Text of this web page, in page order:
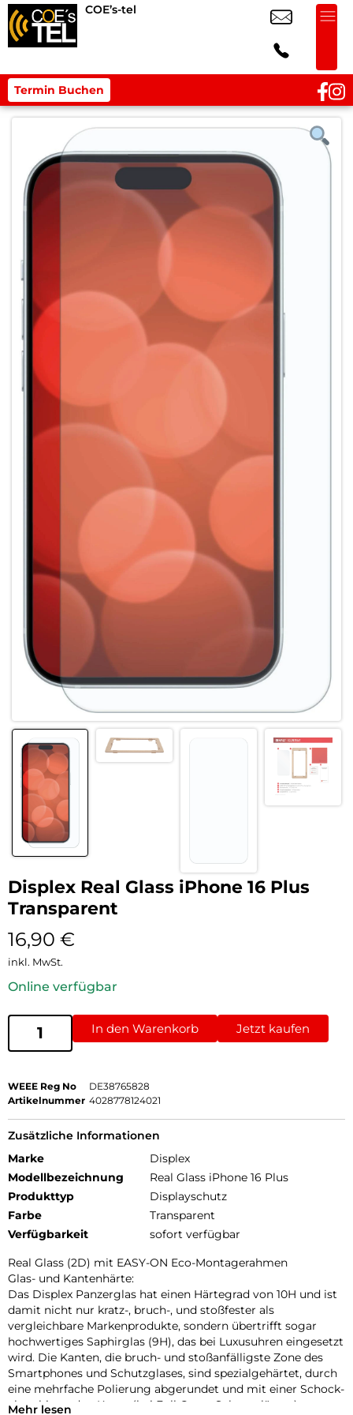
COE’s-tel
Termin Buchen
Displex Real Glass iPhone 16 Plus
Transparent
16,90 €
inkl. MwSt.
Online verfügbar
In den Warenkorb Jetzt kaufen
WEEE Reg No
DE38765828
Artikelnummer 4028778124021
Zusätzliche Informationen
Marke
Displex
Modellbezeichnung
Real Glass iPhone 16 Plus
Produkttyp
Displayschutz
Farbe
Transparent
Verfügbarkeit
sofort verfügbar
Real Glass (2D) mit EASY-ON Eco-Montagerahmen
Glas- und Kantenhärte:
Das Displex Panzerglas hat einen Härtegrad von 10H und ist
damit nicht nur kratz-, bruch-, und stoßfester als
vergleichbare Markenprodukte, sondern übertrifft sogar
hochwertiges Saphirglas (9H), das bei Luxusuhren eingesetzt
wird. Die Kanten, die bruch- und stoßanfälligste Zone des
Smartphones und Schutzglases, sind spezialgehärtet, durch
eine mehrfache Polierung abgerundet und mit einer Schock-
absorbierenden Kante (bei Full Cover Schutzgläsern)
Mehr lesen